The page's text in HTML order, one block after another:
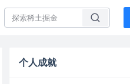
个人成就